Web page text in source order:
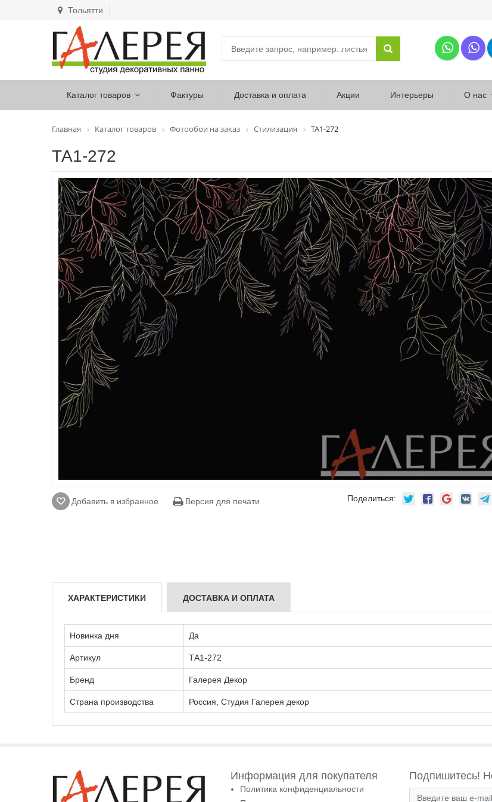
Тольятти
Каталог товаров Фактуры Доставка и оплата Акции Интерьеры О нас
Главная Каталог товаров Фотообои на заказ Стилизация ТА1-272
ТА1-272
Добавить в избранное Версия для печати Поделиться:
ХАРАКТЕРИСТИКИ ДОСТАВКА И ОПЛАТА
Новинка дня Да
Артикул ТА1-272
Бренд Галерея Декор
Страна производства Россия, Студия Галерея декор
Информация для покупателя
Политика конфиденциальности
Подпишитесь!